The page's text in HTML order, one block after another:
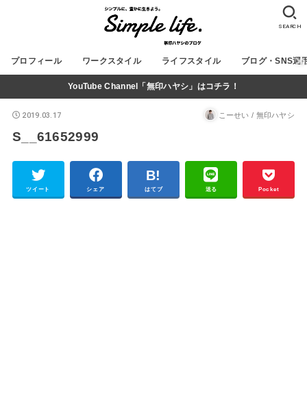
プロフィール ワークスタイル ライフスタイル ブログ・SNS運
SEARCH
YouTube Channel「無印ハヤシ」はコチラ！
2019.03.17 こーせい / 無印ハヤシ
S__61652999
ツイート シェア はてブ 送る Pocket